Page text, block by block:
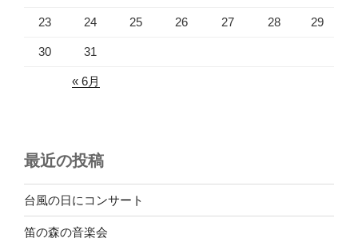
23 24 25 26 27 28 29
30 31
« 6月
最近の投稿
台風の日にコンサート
笛の森の音楽会